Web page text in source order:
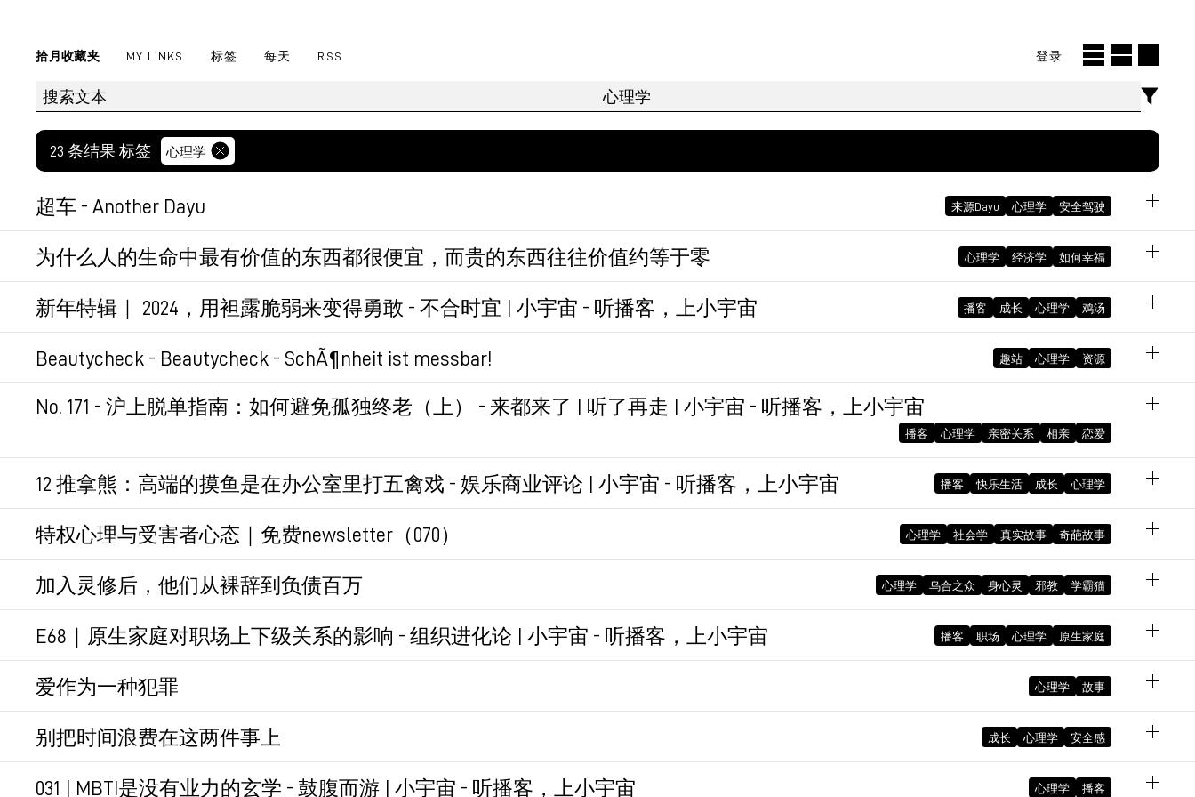
拾月收藏夹 MY LINKS 标签 每天 RSS 登录
23 条结果 标签 心理学
超车 - Another Dayu 来源Dayu 心理学 安全驾驶
因为车多了，因为有锚点了，因为有比较了，所以会更想超车。
为什么人的生命中最有价值的东西都很便宜，而贵的东西往往价值约等于零 心理学 经济学 如何幸福
就又是个鸡汤。
但我太健忘，需要鸡汤不断的灌。
经济逻辑：稀缺性决定价格
神经漏洞：多巴胺系统对「意外之喜」和「稀缺信号」反应强烈。
永久链接 October 27, 2025 01:23:51 PM GMT+08:00
新年特辑｜ 2024，用袒露脆弱来变得勇敢 - 不合时宜 | 小宇宙 - 听播客，上小宇宙 播客 成长 心理学 鸡汤
深度交流真好。
Beautycheck - Beautycheck - SchÃ¶nheit ist messbar! 趣站 心理学 资源
有趣的网站，美貌虽然有主观性，但其实是有普遍性的，可被测量。
永久链接 December 21, 2023 10:30:33 AM GMT+08:00
No. 171 - 沪上脱单指南：如何避免孤独终老（上） - 来都来了 | 听了再走 | 小宇宙 - 听播客，上小宇宙
播客 心理学 亲密关系 相亲 恋爱
有一点启发，但更期待下一期。
12 推拿熊：高端的摸鱼是在办公室里打五禽戏 - 娱乐商业评论 | 小宇宙 - 听播客，上小宇宙 播客 快乐生活 成长 心理学
推拿熊是个有趣的人。
上班8小时，摸鱼4小时，时薪就翻倍。
永久链接 November 26, 2023 09:26:22 AM GMT+08:00
特权心理与受害者心态｜免费newsletter（070） 心理学 社会学 真实故事 奇葩故事
entitlement + victimhood
有点经典。
最近看了好多关于少数暴政的内容。
永久链接 October 17, 2023 02:50:03 PM GMT+08:00
加入灵修后，他们从裸辞到负债百万 心理学 乌合之众 身心灵 邪教 学霸猫
“就像一个坐着热气球飘离地面的人，已经飞得很高很高了，飘在空中，大家喊她，她听不见也不想听
见。她不敢往下看，因为想要回到地面的话，会很痛的。”
永久链接 October 9, 2023 01:51:33 PM GMT+08:00
E68｜原生家庭对职场上下级关系的影响 - 组织进化论 | 小宇宙 - 听播客，上小宇宙 播客 职场 心理学 原生家庭
归因不归罪。
改变认知很难，先改变行动，先改变小的行动。
行为心理学。
爱作为一种犯罪 心理学 故事
一个小故事，还蛮的趣的，但又说不上来哪里哪里有趣。
别把时间浪费在这两件事上 成长 心理学 安全感
对过去的后悔，以及对未来的担忧，正是影响我们生活和工作的最大敌人，也是破坏我们幸福感的元
031 | MBTI是没有业力的玄学 - 鼓腹而游 | 小宇宙 - 听播客，上小宇宙 心理学 播客